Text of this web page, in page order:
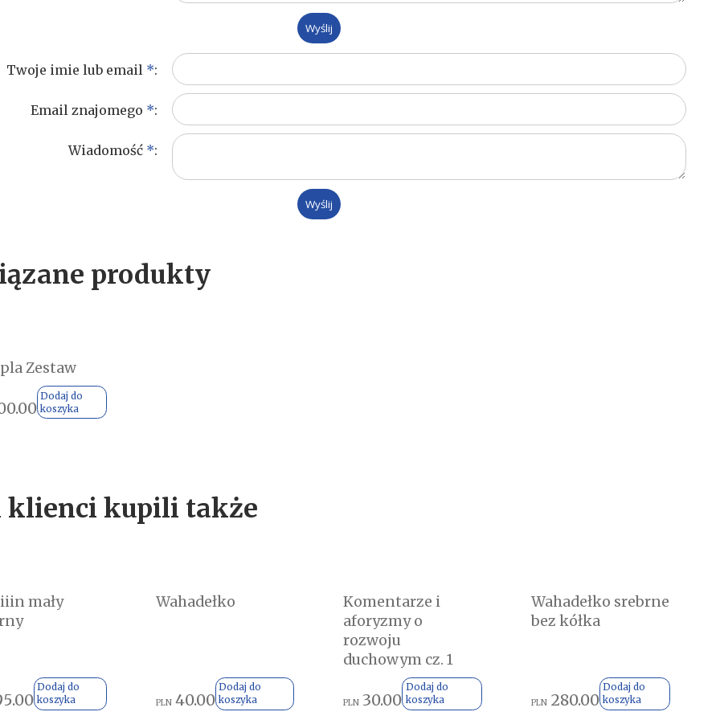
Twoje imie lub email *:
Email znajomego *:
Wiadomość *:
produkty
Zestaw
Dodaj do
koszyka
klienci kupili także
mały
Dodaj do
koszyka
Wahadełko
PLN 40.00
Dodaj do
koszyka
Komentarze i
aforyzmy o
rozwoju
duchowym cz. 1
PLN 30.00
Dodaj do
koszyka
Wahadełko srebrne
bez kółka
PLN 280.00
Dodaj do
koszyka